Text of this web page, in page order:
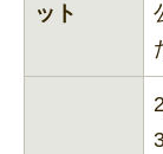
ット